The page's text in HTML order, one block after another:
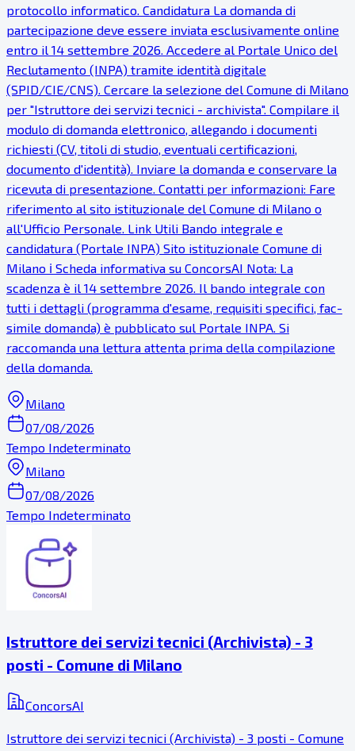
protocollo informatico. Candidatura La domanda di
partecipazione deve essere inviata esclusivamente online
entro il 14 settembre 2026. Accedere al Portale Unico del
Reclutamento (INPA) tramite identità digitale
(SPID/CIE/CNS). Cercare la selezione del Comune di Milano
per "Istruttore dei servizi tecnici - archivista". Compilare il
modulo di domanda elettronico, allegando i documenti
richiesti (CV, titoli di studio, eventuali certificazioni,
documento d'identità). Inviare la domanda e conservare la
ricevuta di presentazione. Contatti per informazioni: Fare
riferimento al sito istituzionale del Comune di Milano o
all'Ufficio Personale. Link Utili Bando integrale e
candidatura (Portale INPA) Sito istituzionale Comune di
Milano ℹ Scheda informativa su ConcorsAI Nota: La
scadenza è il 14 settembre 2026. Il bando integrale con
tutti i dettagli (programma d'esame, requisiti specifici, fac-
simile domanda) è pubblicato sul Portale INPA. Si
raccomanda una lettura attenta prima della compilazione
della domanda.
Milano
07/08/2026
Tempo Indeterminato
Milano
07/08/2026
Tempo Indeterminato
Istruttore dei servizi tecnici (Archivista) - 3
posti - Comune di Milano
ConcorsAI
Istruttore dei servizi tecnici (Archivista) - 3 posti - Comune